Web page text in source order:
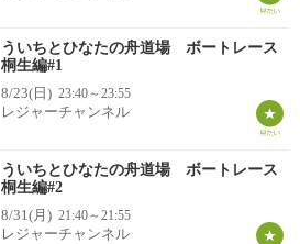
ういちとひなたの舟道場 ボートレース
桐生編#1
8/23(日) 23:40～23:55
レジャーチャンネル
ういちとひなたの舟道場 ボートレース
桐生編#2
8/31(月) 21:40～21:55
レジャーチャンネル